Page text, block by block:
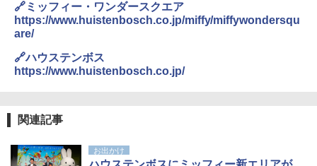
🔗ミッフィー・ワンダースクエア
https://www.huistenbosch.co.jp/miffy/miffywondersqu
are/
🔗ハウステンボス
https://www.huistenbosch.co.jp/
関連記事
お出かけ